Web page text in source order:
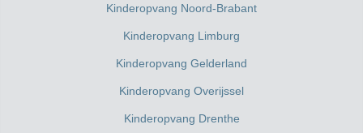
Kinderopvang Noord-Brabant
Kinderopvang Limburg
Kinderopvang Gelderland
Kinderopvang Overijssel
Kinderopvang Drenthe